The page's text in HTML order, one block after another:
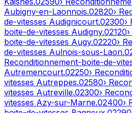
Aubigny-en-Laonnois.02820›
de-vitesses Audignicourt.02300›
boite-de-vitesses Audigny.02120
boite-de-vitesses Augy.02220›
de-vitesses Aulnois-sous-Laon.
Reconditionnement-boite-de-
Autremencourt.02250›
vitesses Autreppes.02580›
vitesses Autreville.02300›
vitesses Azy-sur-Marne.02400›